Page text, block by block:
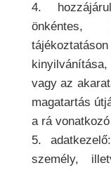
4.
önkéntes,
vagy az
magatartás
a rá
5.
személy,